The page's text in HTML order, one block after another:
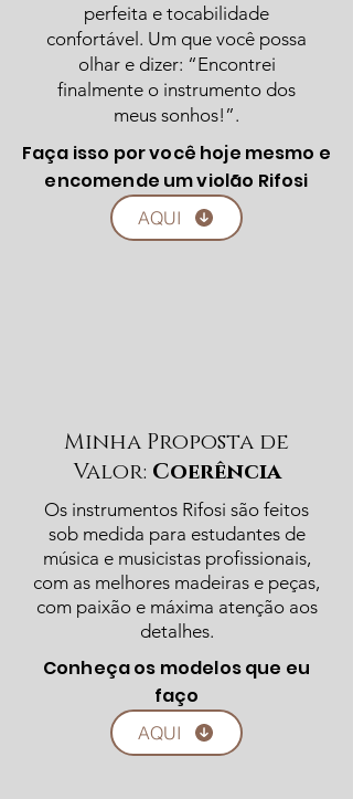
perfeita e tocabilidade
confortável. Um que você possa
olhar e dizer: “Encontrei
finalmente o instrumento dos
meus sonhos!”.
Faça isso por você hoje mesmo e
encomende um violão Rifosi
AQUI
Minha Proposta de
Valor: Coerência
Os instrumentos Rifosi são feitos
sob medida para estudantes de
música e musicistas profissionais,
com as melhores madeiras e peças,
com paixão e máxima atenção aos
detalhes.
Conheça os modelos que eu
faço
AQUI